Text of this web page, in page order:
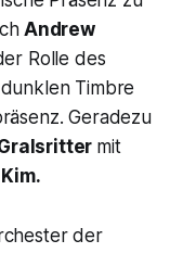
Andrew
Rolle des
Timbre
Geradezu
mit
der